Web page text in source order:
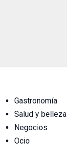
Gastronomía
Salud y belleza
Negocios
Ocio